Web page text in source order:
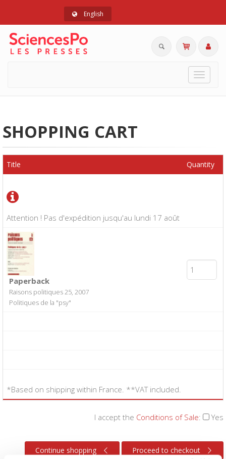
English
Toggle
SHOPPING CART
Attention ! Pas d'expédition jusqu'au lundi 17 août
Title Quantity
Paperback
Raisons politiques 25, 2007
Politiques de la "psy"
*Based on shipping within France. **VAT included.
I accept the Conditions of Sale: Yes
Continue shopping Proceed to checkout